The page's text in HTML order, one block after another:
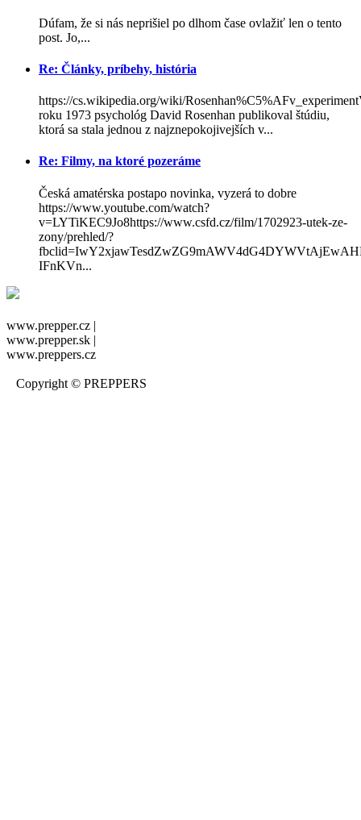
Dúfam, že si nás neprišiel po dlhom čase ovlažiť len o tento
post. Jo,...
Re: Články, príbehy, história
https://cs.wikipedia.org/wiki/
roku 1973 psychológ David Rosenhan publikoval štúdiu,
ktorá sa stala jednou z najznepokojivejších v...
Re: Filmy, na ktoré pozeráme
Česká amatérska postapo novinka, vyzerá to dobre
https://www.youtube.com/watch?
v=LYTiKEC9Jo8https://www.csfd.cz/film/1702923-utek-ze-
zony/prehled/?
IFnKVn...
www.prepper.cz |
www.prepper.sk |
www.preppers.cz
Copyright © PREPPERS